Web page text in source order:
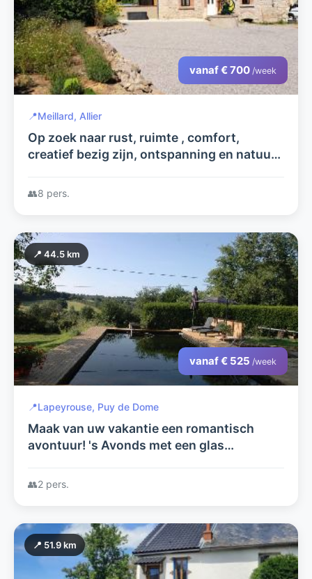
vanaf € 700 /week
📍Meillard, Allier
Op zoek naar rust, ruimte , comfort,
creatief bezig zijn, ontspanning en natuur
👥8 pers.
📍 44.5 km
vanaf € 525 /week
📍Lapeyrouse, Puy de Dome
Maak van uw vakantie een romantisch
avontuur! 's Avonds met een glas
naar de sterren kijken...
👥2 pers.
📍 51.9 km